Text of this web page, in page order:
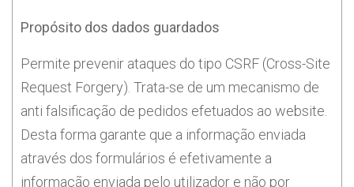
Propósito dos dados guardados
Permite prevenir ataques do tipo CSRF (Cross-Site
Request Forgery). Trata-se de um mecanismo de
anti falsificação de pedidos efetuados ao website.
Desta forma garante que a informação enviada
através dos formulários é efetivamente a
informação enviada pelo utilizador e não por